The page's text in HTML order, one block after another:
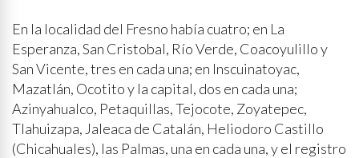
En la localidad del Fresno había cuatro; en La
Esperanza, San Cristobal, Río Verde, Coacoyulillo y
San Vicente, tres en cada una; en Inscuinatoyac,
Mazatlán, Ocotito y la capital, dos en cada una;
Azinyahualco, Petaquillas, Tejocote, Zoyatepec,
Tlahuizapa, Jaleaca de Catalán, Heliodoro Castillo
(Chicahuales), las Palmas, una en cada una, y el registro